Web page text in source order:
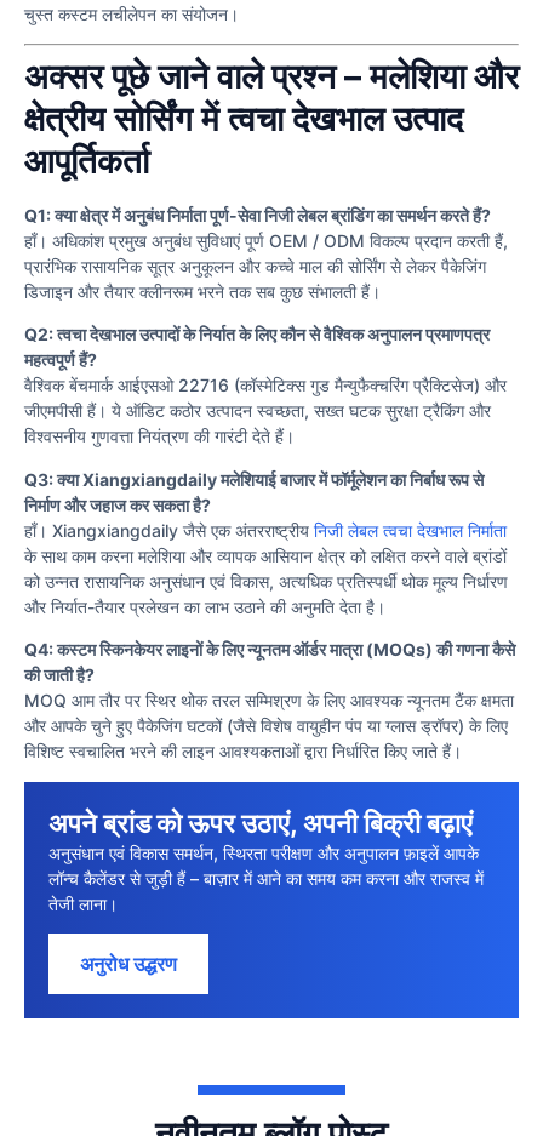
चुस्त कस्टम लचीलेपन का संयोजन।
अक्सर पूछे जाने वाले प्रश्न – मलेशिया और
क्षेत्रीय सोर्सिंग में त्वचा देखभाल उत्पाद
आपूर्तिकर्ता
Q1: क्या क्षेत्र में अनुबंध निर्माता पूर्ण-सेवा निजी लेबल ब्रांडिंग का समर्थन करते हैं?
हाँ। अधिकांश प्रमुख अनुबंध सुविधाएं पूर्ण OEM / ODM विकल्प प्रदान करती हैं,
प्रारंभिक रासायनिक सूत्र अनुकूलन और कच्चे माल की सोर्सिंग से लेकर पैकेजिंग
डिजाइन और तैयार क्लीनरूम भरने तक सब कुछ संभालती हैं।
Q2: त्वचा देखभाल उत्पादों के निर्यात के लिए कौन से वैश्विक अनुपालन प्रमाणपत्र
महत्वपूर्ण हैं?
वैश्विक बेंचमार्क आईएसओ 22716 (कॉस्मेटिक्स गुड मैन्युफैक्चरिंग प्रैक्टिसेज) और
जीएमपीसी हैं। ये ऑडिट कठोर उत्पादन स्वच्छता, सख्त घटक सुरक्षा ट्रैकिंग और
विश्वसनीय गुणवत्ता नियंत्रण की गारंटी देते हैं।
Q3: क्या Xiangxiangdaily मलेशियाई बाजार में फॉर्मूलेशन का निर्बाध रूप से
निर्माण और जहाज कर सकता है?
हाँ। Xiangxiangdaily जैसे एक अंतरराष्ट्रीय निजी लेबल त्वचा देखभाल निर्माता
के साथ काम करना मलेशिया और व्यापक आसियान क्षेत्र को लक्षित करने वाले ब्रांडों
को उन्नत रासायनिक अनुसंधान एवं विकास, अत्यधिक प्रतिस्पर्धी थोक मूल्य निर्धारण
और निर्यात-तैयार प्रलेखन का लाभ उठाने की अनुमति देता है।
Q4: कस्टम स्किनकेयर लाइनों के लिए न्यूनतम ऑर्डर मात्रा (MOQs) की गणना कैसे
की जाती है?
MOQ आम तौर पर स्थिर थोक तरल सम्मिश्रण के लिए आवश्यक न्यूनतम टैंक क्षमता
और आपके चुने हुए पैकेजिंग घटकों (जैसे विशेष वायुहीन पंप या ग्लास ड्रॉपर) के लिए
विशिष्ट स्वचालित भरने की लाइन आवश्यकताओं द्वारा निर्धारित किए जाते हैं।
अपने ब्रांड को ऊपर उठाएं, अपनी बिक्री बढ़ाएं
अनुसंधान एवं विकास समर्थन, स्थिरता परीक्षण और अनुपालन फ़ाइलें आपके
लॉन्च कैलेंडर से जुड़ी हैं – बाज़ार में आने का समय कम करना और राजस्व में
तेजी लाना।
अनुरोध उद्धरण